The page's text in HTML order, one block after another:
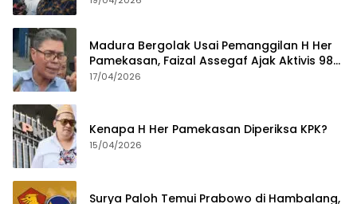
Madura Bergolak Usai Pemanggilan H Her
Pamekasan, Faizal Assegaf Ajak Aktivis 98
Bongkar Permainan KPK
17/04/2026
Kenapa H Her Pamekasan Diperiksa KPK?
15/04/2026
Surya Paloh Temui Prabowo di Hambalang,